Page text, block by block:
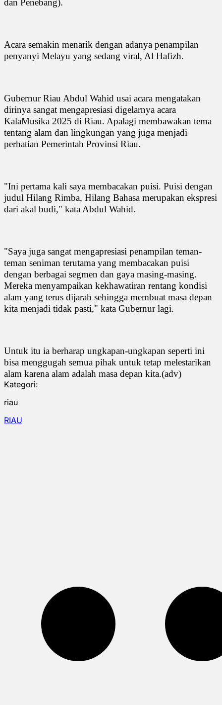
dan Penebang).
Acara semakin menarik dengan adanya penampilan
penyanyi Melayu yang sedang viral, Al Hafizh.
Gubernur Riau Abdul Wahid usai acara mengatakan
dirinya sangat mengapresiasi digelarnya acara
KalaMusika 2025 di Riau. Apalagi membawakan tema
tentang alam dan lingkungan yang juga menjadi
perhatian Pemerintah Provinsi Riau.
"Ini pertama kali saya membacakan puisi. Puisi dengan
judul Hilang Rimba, Hilang Bahasa merupakan ekspresi
dari akal budi," kata Abdul Wahid.
"Saya juga sangat mengapresiasi penampilan teman-
teman seniman terutama yang membacakan puisi
dengan berbagai segmen dan gaya masing-masing.
Mereka menyampaikan kekhawatiran rentang kondisi
alam yang terus dijarah sehingga membuat masa depan
kita menjadi tidak pasti," kata Gubernur lagi.
Untuk itu ia berharap ungkapan-ungkapan seperti ini
bisa menggugah semua pihak untuk tetap melestarikan
alam karena alam adalah masa depan kita.(adv)
Kategori:
riau
RIAU